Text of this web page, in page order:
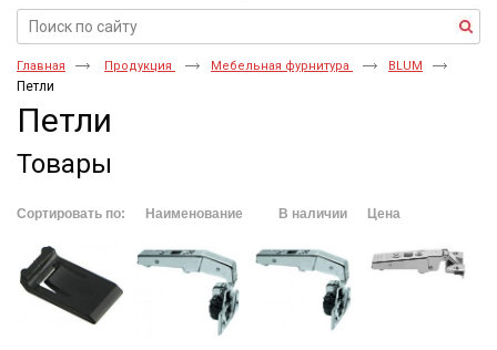
Главная Продукция Мебельная фурнитура BLUM
Петли
Петли
Товары
Сортировать по: Наименование В наличии Цена